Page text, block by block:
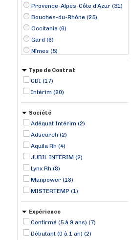
Provence-Alpes-Côte d'Azur (31)
Bouches-du-Rhône (25)
Occitanie (6)
Gard (6)
Nîmes (5)
Marignane (4)
Vitrolles (4)
Châteaurenard (3)
Avignon (2)
Type de Contrat
CDI (17)
Intérim (20)
Société
Adéquat Intérim (2)
Adsearch (2)
Aquila Rh (4)
JUBIL INTERIM (2)
Lynx Rh (8)
Manpower (18)
MISTERTEMP (1)
Expérience
Confirmé (5 à 9 ans) (7)
Débutant (0 à 1 an) (2)